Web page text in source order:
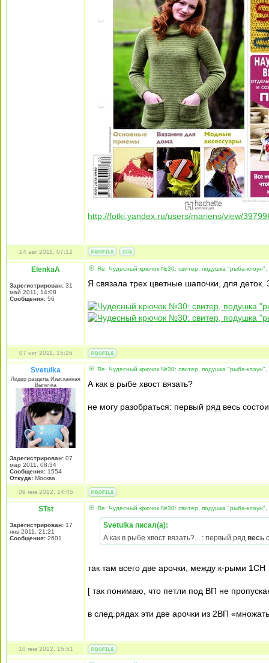
http://fotki.yandex.ru/users/mariens/view/
24 авг 2011, 07:12
ElenkaA
Зарегистрирован: 31
май 2011, 14:08
Сообщения: 56
Re: Чудесный крючок №30: свитер, подушка "рыба-клоун",
Я связала трех цветные шапочки, для деток.
07 окт 2011, 15:26
Svetulka
Лидер раздела Изысканная
Выпечка
Зарегистрирован: 07
мар 2011, 08:34
Сообщения: 1554
Откуда: Москва
Re: Чудесный крючок №30: свитер, подушка "рыба-клоун",
А как в рыбе хвост вязать?
не могу разобраться: первый ряд весь
09 янв 2012, 14:45
STst
Зарегистрирован: 17
янв 2011, 21:21
Сообщения: 2601
Re: Чудесный крючок №30: свитер, подушка "рыба-клоун",
Svetulka писал(а):
А как в рыбе хвост вязать?... : первый ряд весь
так там всего две арочки, между к-рыми 1СН
[ так понимаю, что петли под ВП не
в след.рядах эти две арочки из 2ВП
10 янв 2012, 15:51